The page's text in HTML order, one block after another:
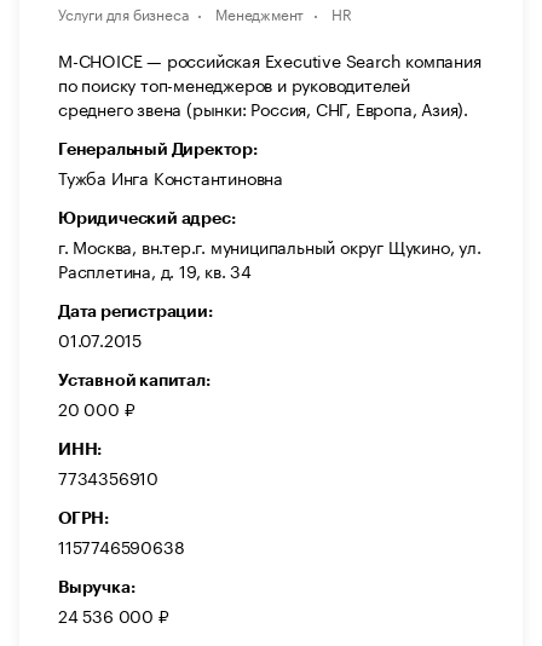
Услуги для бизнеса Менеджмент HR
M-CHOICE — российская Executive Search компания
по поиску топ-менеджеров и руководителей
среднего звена (рынки: Россия, СНГ, Европа, Азия).
Генеральный Директор:
Тужба Инга Константиновна
Юридический адрес:
г. Москва, вн.тер.г. муниципальный округ Щукино, ул.
Расплетина, д. 19, кв. 34
Дата регистрации:
01.07.2015
Уставной капитал:
20 000 ₽
ИНН:
7734356910
ОГРН:
1157746590638
Выручка:
24 536 000 ₽